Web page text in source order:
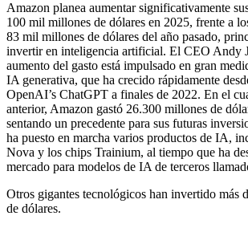
Amazon planea aumentar significativamente
100 mil millones de dólares en 2025, frente a
83 mil millones de dólares del año pasado,
invertir en inteligencia artificial. El CEO Andy
aumento del gasto está impulsado en gran
IA generativa, que ha crecido rápidamente
OpenAI’s ChatGPT a finales de 2022. En el
anterior, Amazon gastó 26.300 millones de
sentando un precedente para sus futuras
ha puesto en marcha varios productos de IA,
Nova y los chips Trainium, al tiempo que ha
mercado para modelos de IA de terceros
Otros gigantes tecnológicos han invertido más
de dólares.